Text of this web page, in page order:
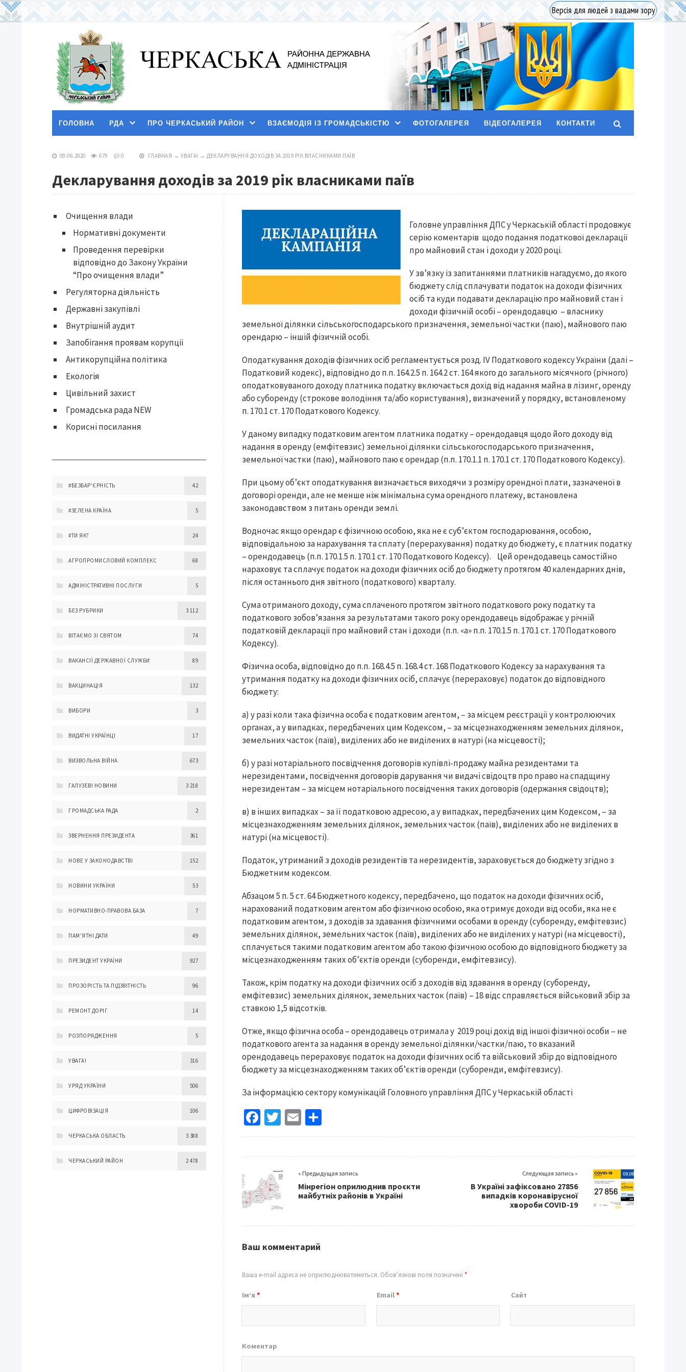
Версія для людей з вадами зору
ГОЛОВНА РДА ПРО ЧЕРКАСЬКИЙ РАЙОН ВЗАЄМОДІЯ ІЗ ГРОМАДСЬКІСТЮ ФОТОГАЛЕРЕЯ ВІДЕОГАЛЕРЕЯ КОНТАКТИ
09.06.2020 679 0 ГЛАВНАЯ → УВАГА! → ДЕКЛАРУВАННЯ ДОХОДІВ ЗА 2019 РІК ВЛАСНИКАМИ ПАЇВ
Декларування доходів за 2019 рік власниками паїв
Головне управління ДПС у Черкаській області продовжує
серію коментарів щодо подання податкової декларації
про майновий стан і доходи у 2020 році.
У зв’язку із запитаннями платників нагадуємо, до якого
бюджету слід сплачувати податок на доходи фізичних
осіб та куди подавати декларацію про майновий стан і
доходи фізичній особі – орендодавцю – власнику
земельної ділянки сільськогосподарського призначення, земельної частки (паю), майнового паю
орендарю – іншій фізичній особі.
Оподаткування доходів фізичних осіб регламентується розд. IV Податкового кодексу України (далі –
Податковий кодекс), відповідно до п.п. 164.2.5 п. 164.2 ст. 164 якого до загального місячного (річного)
оподатковуваного доходу платника податку включається дохід від надання майна в лізинг, оренду
або суборенду (строкове володіння та/або користування), визначений у порядку, встановленому
п. 170.1 ст. 170 Податкового Кодексу.
У даному випадку податковим агентом платника податку – орендодавця щодо його доходу від
надання в оренду (емфітевзис) земельної ділянки сільськогосподарського призначення,
земельної частки (паю), майнового паю є орендар (п.п. 170.1.1 п. 170.1 ст. 170 Податкового Кодексу).
При цьому об’єкт оподаткування визначається виходячи з розміру орендної плати, зазначеної в
договорі оренди, але не менше ніж мінімальна сума орендного платежу, встановлена
законодавством з питань оренди землі.
Водночас якщо орендар є фізичною особою, яка не є суб’єктом господарювання, особою,
відповідальною за нарахування та сплату (перерахування) податку до бюджету, є платник податку
– орендодавець (п.п. 170.1.5 п. 170.1 ст. 170 Податкового Кодексу). Цей орендодавець самостійно
нараховує та сплачує податок на доходи фізичних осіб до бюджету протягом 40 календарних днів,
після останнього дня звітного (податкового) кварталу.
Сума отриманого доходу, сума сплаченого протягом звітного податкового року податку та
податкового зобов’язання за результатами такого року орендодавець відображає у річній
податковій декларації про майновий стан і доходи (п.п. «а» п.п. 170.1.5 п. 170.1 ст. 170 Податкового
Кодексу).
Фізична особа, відповідно до п.п. 168.4.5 п. 168.4 ст. 168 Податкового Кодексу за нарахування та
утримання податку на доходи фізичних осіб, сплачує (перераховує) податок до відповідного
бюджету:
а) у разі коли така фізична особа є податковим агентом, – за місцем реєстрації у контролюючих
органах, а у випадках, передбачених цим Кодексом, – за місцезнаходженням земельних ділянок,
земельних часток (паїв), виділених або не виділених в натурі (на місцевості);
б) у разі нотаріального посвідчення договорів купівлі-продажу майна резидентами та
нерезидентами, посвідчення договорів дарування чи видачі свідоцтв про право на спадщину
нерезидентам – за місцем нотаріального посвідчення таких договорів (одержання свідоцтв);
в) в інших випадках – за її податковою адресою, а у випадках, передбачених цим Кодексом, – за
місцезнаходженням земельних ділянок, земельних часток (паїв), виділених або не виділених в
натурі (на місцевості).
Податок, утриманий з доходів резидентів та нерезидентів, зараховується до бюджету згідно з
Бюджетним кодексом.
Абзацом 5 п. 5 ст. 64 Бюджетного кодексу, передбачено, що податок на доходи фізичних осіб,
нарахований податковим агентом або фізичною особою, яка отримує доходи від особи, яка не є
податковим агентом, з доходів за здавання фізичними особами в оренду (суборенду, емфітевзис)
земельних ділянок, земельних часток (паїв), виділених або не виділених у натурі (на місцевості),
сплачується такими податковим агентом або такою фізичною особою до відповідного бюджету за
місцезнаходженням таких об’єктів оренди (суборенди, емфітевзису).
Також, крім податку на доходи фізичних осіб з доходів від здавання в оренду (суборенду,
емфітевзис) земельних ділянок, земельних часток (паїв) – 18 відс справляється військовий збір за
ставкою 1,5 відсотків.
Отже, якщо фізична особа – орендодавець отримала у 2019 році дохід від іншої фізичної особи – не
податкового агента за надання в оренду земельної ділянки/частки/паю, то вказаний
орендодавець перераховує податок на доходи фізичних осіб та військовий збір до відповідного
бюджету за місцезнаходженням таких об’єктів оренди (суборенди, емфітевзису).
За інформацією сектору комунікацій Головного управління ДПС у Черкаській області
Fa
ce
o
k
T
wi
er
E
m
l
h
« Предыдущая запись
Мінрегіон оприлюднив проєкти
майбутніх районів в Україні
Следующая запись »
В Україні зафіксовано 27856
випадків коронавірусної
хвороби COVID-19
Ваш комментарий
Ваша e-mail адреса не оприлюднюватиметься. Обов’язкові поля позначені*
Ім’я* Email* Сайт
Коментар
Очищення влади
Нормативні документи
Проведення перевірки
відповідно до Закону України
“Про очищення влади”
Регуляторна діяльність
Державні закупівлі
Внутрішній аудит
Запобігання проявам корупції
Антикорупційна політика
Екологія
Цивільний захист
Громадська рада NEW
Корисні посилання
#БЕЗБАР'ЄРНІСТЬ 42
#ЗЕЛЕНА КРАЇНА 5
#ТИ ЯК? 24
АГРОПРОМИСЛОВИЙ КОМПЛЕКС 68
АДМІНІСТРАТИВНІ ПОСЛУГИ 5
БЕЗ РУБРИКИ 3 112
ВІТАЄМО ЗІ СВЯТОМ 74
ВАКАНСІЇ ДЕРЖАВНОЇ СЛУЖБИ 89
ВАКЦИНАЦІЯ 132
ВИБОРИ 3
ВИДАТНІ УКРАЇНЦІ 17
ВИЗВОЛЬНА ВІЙНА 673
ГАЛУЗЕВІ НОВИНИ 3 218
ГРОМАДСЬКА РАДА 2
ЗВЕРНЕННЯ ПРЕЗИДЕНТА 361
НОВЕ У ЗАКОНОДАВСТВІ 152
НОВИНИ УКРАЇНИ 53
НОРМАТИВНО-ПРАВОВА БАЗА 7
ПАМ'ЯТНІ ДАТИ 49
ПРЕЗИДЕНТ УКРАЇНИ 927
ПРОЗОРІСТЬ ТА ПІДЗВІТНІСТЬ 96
РЕМОНТ ДОРІГ 14
РОЗПОРЯДЖЕННЯ 5
УВАГА! 316
УРЯД УКРАЇНИ 506
ЦИФРОВІЗАЦІЯ 106
ЧЕРКАСЬКА ОБЛАСТЬ 3 388
ЧЕРКАСЬКИЙ РАЙОН 2 478